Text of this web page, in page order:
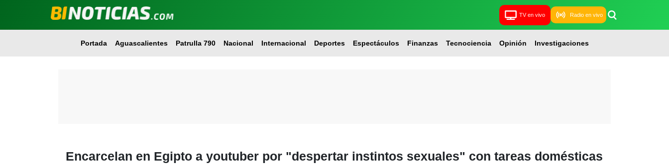
TV en vivo Radio en vivo
Portada Aguascalientes Patrulla 790 Nacional Internacional Deportes Espectáculos Finanzas Tecnociencia Opinión Investigaciones
Encarcelan en Egipto a youtuber por "despertar instintos sexuales" con tareas domésticas